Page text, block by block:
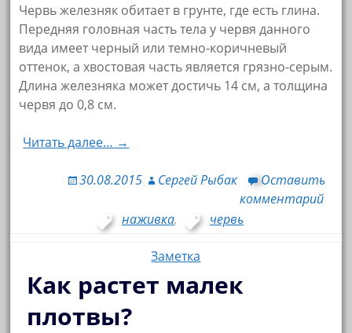
Червь железняк обитает в грунте, где есть глина.
Передняя головная часть тела у червя данного
вида имеет черный или темно-коричневый
оттенок, а хвостовая часть является грязно-серым.
Длина железняка может достичь 14 см, а толщина
червя до 0,8 см.
Читать далее… →
30.08.2015 Сергей Рыбак
Оставить
комментарий
наживка, червь
Заметка
Как растет малек
плотвы?